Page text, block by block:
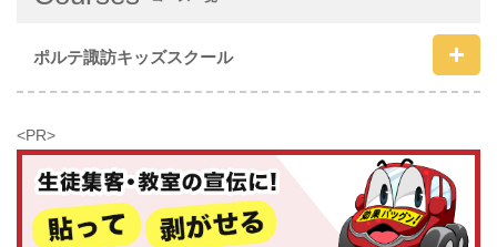
ポルテ諏訪キッズスクール
<PR>